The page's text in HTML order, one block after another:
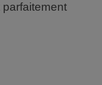
parfaitement